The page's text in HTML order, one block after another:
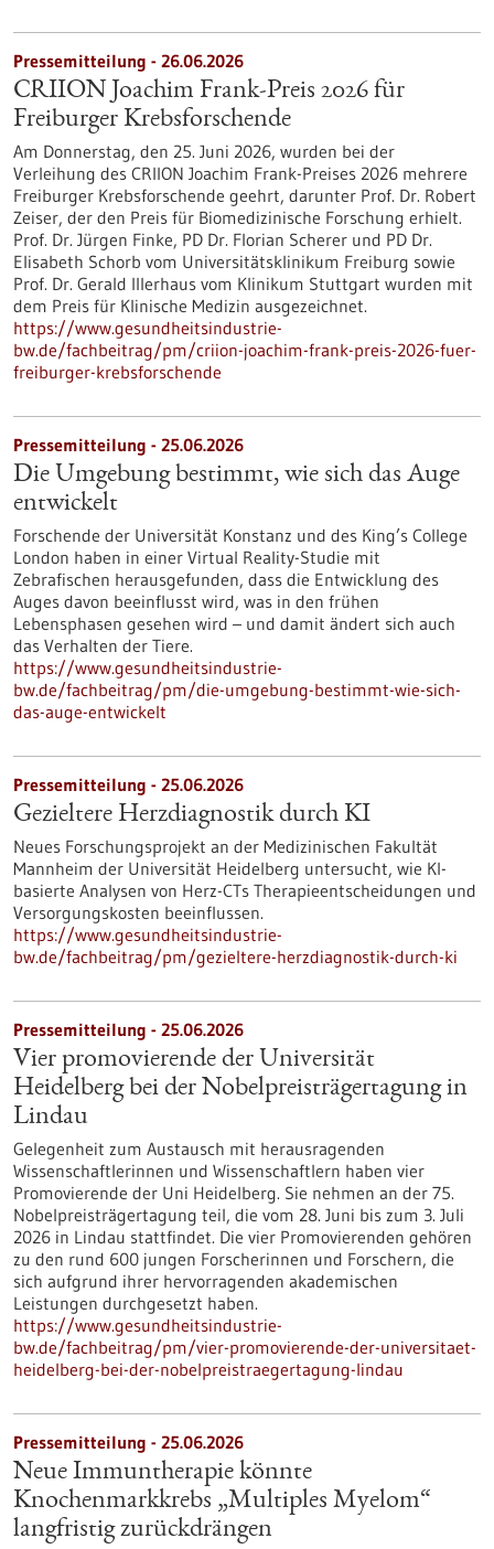
Pressemitteilung - 26.06.2026
CRIION Joachim Frank-Preis 2026 für
Freiburger Krebsforschende
Am Donnerstag, den 25. Juni 2026, wurden bei der
Verleihung des CRIION Joachim Frank-Preises 2026 mehrere
Freiburger Krebsforschende geehrt, darunter Prof. Dr. Robert
Zeiser, der den Preis für Biomedizinische Forschung erhielt.
Prof. Dr. Jürgen Finke, PD Dr. Florian Scherer und PD Dr.
Elisabeth Schorb vom Universitätsklinikum Freiburg sowie
Prof. Dr. Gerald Illerhaus vom Klinikum Stuttgart wurden mit
dem Preis für Klinische Medizin ausgezeichnet.
https://www.gesundheitsindustrie-
bw.de/fachbeitrag/pm/criion-joachim-frank-preis-2026-fuer-
freiburger-krebsforschende
Pressemitteilung - 25.06.2026
Die Umgebung bestimmt, wie sich das Auge
entwickelt
Forschende der Universität Konstanz und des King’s College
London haben in einer Virtual Reality-Studie mit
Zebrafischen herausgefunden, dass die Entwicklung des
Auges davon beeinflusst wird, was in den frühen
Lebensphasen gesehen wird – und damit ändert sich auch
das Verhalten der Tiere.
https://www.gesundheitsindustrie-
bw.de/fachbeitrag/pm/die-umgebung-bestimmt-wie-sich-
das-auge-entwickelt
Pressemitteilung - 25.06.2026
Gezieltere Herzdiagnostik durch KI
Neues Forschungsprojekt an der Medizinischen Fakultät
Mannheim der Universität Heidelberg untersucht, wie KI-
basierte Analysen von Herz-CTs Therapieentscheidungen und
Versorgungskosten beeinflussen.
https://www.gesundheitsindustrie-
bw.de/fachbeitrag/pm/gezieltere-herzdiagnostik-durch-ki
Pressemitteilung - 25.06.2026
Vier promovierende der Universität
Heidelberg bei der Nobelpreisträgertagung in
Lindau
Gelegenheit zum Austausch mit herausragenden
Wissenschaftlerinnen und Wissenschaftlern haben vier
Promovierende der Uni Heidelberg. Sie nehmen an der 75.
Nobelpreisträgertagung teil, die vom 28. Juni bis zum 3. Juli
2026 in Lindau stattfindet. Die vier Promovierenden gehören
zu den rund 600 jungen Forscherinnen und Forschern, die
sich aufgrund ihrer hervorragenden akademischen
Leistungen durchgesetzt haben.
https://www.gesundheitsindustrie-
bw.de/fachbeitrag/pm/vier-promovierende-der-universitaet-
heidelberg-bei-der-nobelpreistraegertagung-lindau
Pressemitteilung - 25.06.2026
Neue Immuntherapie könnte
Knochenmarkkrebs „Multiples Myelom“
langfristig zurückdrängen